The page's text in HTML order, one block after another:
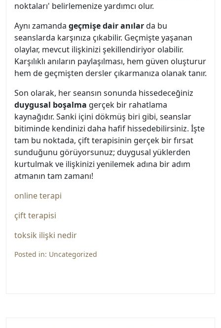
noktaları' belirlemenize yardımcı olur.
Aynı zamanda geçmişe dair anılarda bu
seanslarda karşınıza çıkabilir. Geçmişte yaşanan
olaylar, mevcut ilişkinizi şekillendiriyor olabilir.
Karşılıklı anıların paylaşılması, hem güven oluşturur
hem de geçmişten dersler çıkarmanıza olanak tanır.
Son olarak, her seansın sonunda hissedeceğiniz
duygusal boşalma gerçek bir rahatlama
kaynağıdır. Sanki içini dökmüş biri gibi, seanslar
bitiminde kendinizi daha hafif hissedebilirsiniz. İşte
tam bu noktada, çift terapisinin gerçek bir fırsat
sunduğunu görüyorsunuz; duygusal yüklerden
kurtulmak ve ilişkinizi yenilemek adına bir adım
atmanın tam zamanı!
online terapi
çift terapisi
toksik ilişki nedir
Posted in: Uncategorized